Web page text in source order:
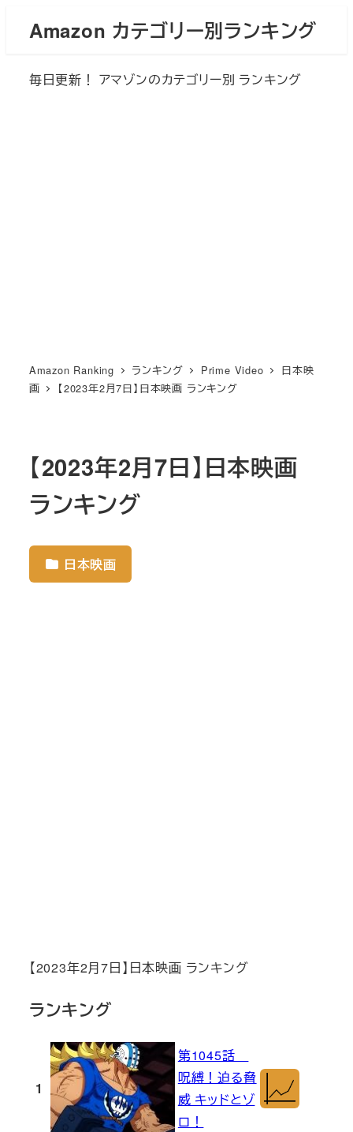
Amazon カテゴリー別ランキング
毎日更新！ アマゾンのカテゴリー別 ランキング
Amazon Ranking ランキング Prime Video
日本映
画
【2023年2月7日】日本映画 ランキング
【2023年2月7日】日本映画
ランキング
日本映画
【2023年2月7日】日本映画 ランキング
ランキング
1
第1045話
呪縛！迫る脅
威 キッドとゾ
ロ！